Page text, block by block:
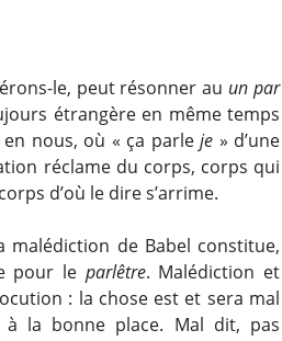
le, peut résonner au un par
étrangère en même temps
en nous, où « ça parleje » d’une
réclame du corps, corps qui
d’où le dire s’arrime.
malédiction de Babel constitue,
pour le parlêtre. Malédiction et
: la chose est et sera mal
la bonne place. Mal dit, pas